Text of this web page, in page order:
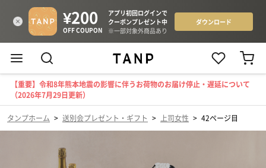
【重要】令和8年熊本地震の影響に伴うお荷物のお届け停止・遅延について
（2026年7月29日更新）
タンプホーム > 送別会プレゼント・ギフト > 上司女性 > 42ページ目